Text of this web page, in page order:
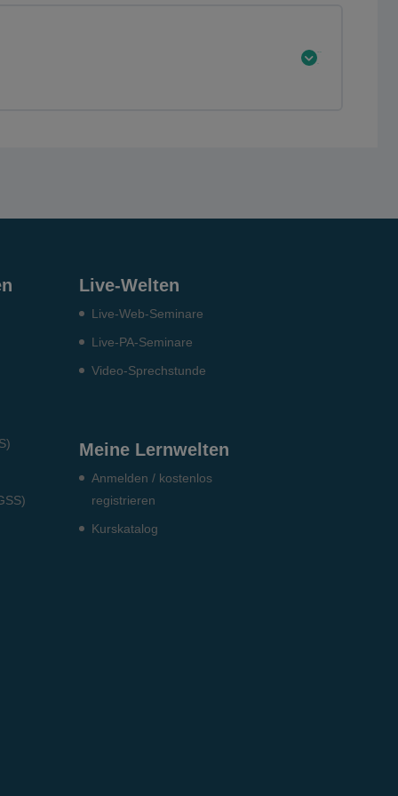
Live-Welten
Live-Web-Seminare
Live-PA-Seminare
Video-Sprechstunde
Meine Lernwelten
Anmelden / kostenlos
registrieren
Kurskatalog